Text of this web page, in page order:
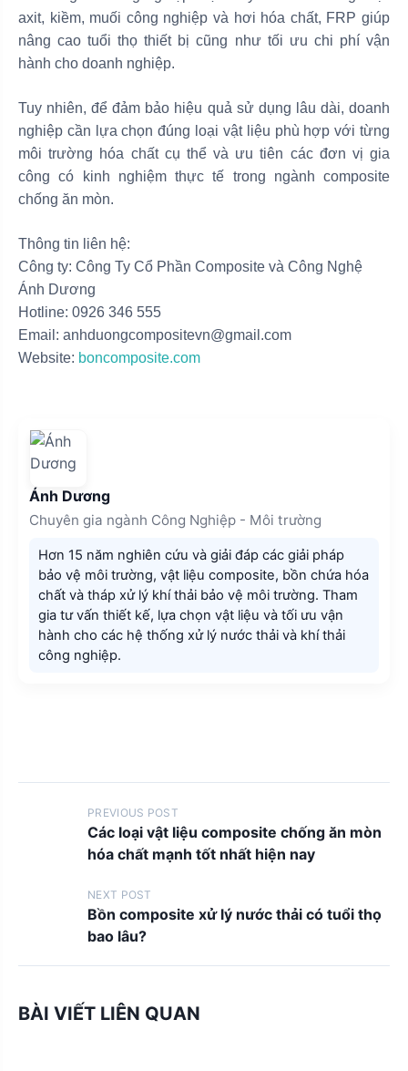
axit, kiềm, muối công nghiệp và hơi hóa chất, FRP giúp
nâng cao tuổi thọ thiết bị cũng như tối ưu chi phí vận
hành cho doanh nghiệp.
Tuy nhiên, để đảm bảo hiệu quả sử dụng lâu dài, doanh
nghiệp cần lựa chọn đúng loại vật liệu phù hợp với từng
môi trường hóa chất cụ thể và ưu tiên các đơn vị gia
công có kinh nghiệm thực tế trong ngành composite
chống ăn mòn.
Thông tin liên hệ:
Công ty: Công Ty Cổ Phần Composite và Công Nghệ
Ánh Dương
Hotline: 0926 346 555
Email: anhduongcompositevn@gmail.com
Website: boncomposite.com
Ánh Dương
Chuyên gia ngành Công Nghiệp - Môi trường
Hơn 15 năm nghiên cứu và giải đáp các giải pháp
bảo vệ môi trường, vật liệu composite, bồn chứa hóa
chất và tháp xử lý khí thải bảo vệ môi trường. Tham
gia tư vấn thiết kế, lựa chọn vật liệu và tối ưu vận
hành cho các hệ thống xử lý nước thải và khí thải
công nghiệp.
v
PREVIOUS POST
Các loại vật liệu composite chống ăn mòn
hóa chất mạnh tốt nhất hiện nay
NEXT POST
Bồn composite xử lý nước thải có tuổi thọ
bao lâu?
BÀI VIẾT LIÊN QUAN